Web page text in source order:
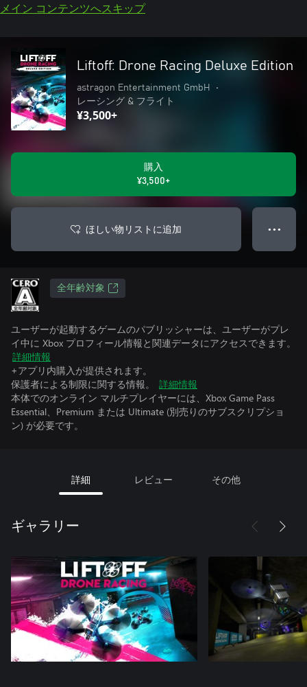
メイン コンテンツへスキップ
Liftoff: Drone Racing Deluxe Edition
astragon Entertainment GmbH
•
レーシング & フライト
¥3,500+
購入
¥3,500+
ほしい物リストに追加 ● ● ●
全年齢対象
ユーザーが起動するゲームのパブリッシャーは、ユーザーがプレ
イ中に Xbox プロフィール情報と関連データにアクセスできます。
詳細情報
+アプリ内購入が提供されます。
保護者による制限に関する情報。
詳細情報
本体でのオンライン マルチプレイヤーには、Xbox Game Pass
Essential、Premium または Ultimate (別売りのサブスクリプショ
ン) が必要です。
詳細 レビュー その他
ギャラリー